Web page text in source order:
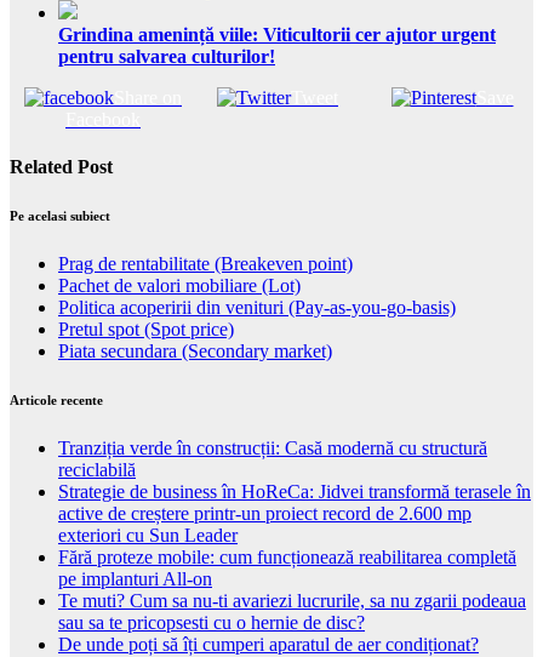
Grindina amenință viile: Viticultorii cer ajutor urgent
pentru salvarea culturilor!
Tweet Save
Related Post
Pe acelasi subiect
Prag de rentabilitate (Breakeven point)
Pachet de valori mobiliare (Lot)
Politica acoperirii din venituri (Pay-as-you-go-basis)
Pretul spot (Spot price)
Piata secundara (Secondary market)
Articole recente
Tranziția verde în construcții: Casă modernă cu structură
reciclabilă
Strategie de business în HoReCa: Jidvei transformă terasele în
active de creștere printr-un proiect record de 2.600 mp
exteriori cu Sun Leader
Fără proteze mobile: cum funcționează reabilitarea completă
pe implanturi All-on
Te muti? Cum sa nu-ti avariezi lucrurile, sa nu zgarii podeaua
sau sa te pricopsesti cu o hernie de disc?
De unde poți să îți cumperi aparatul de aer condiționat?